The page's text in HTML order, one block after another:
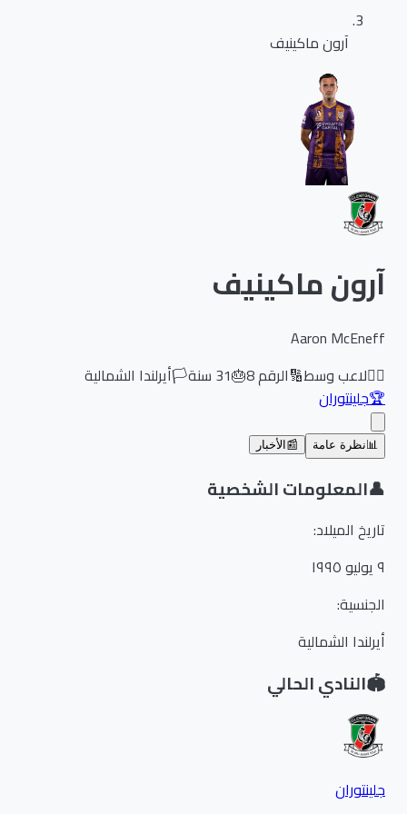
آرون ماكينيف
آرون ماكينيف
Aaron McEneff
لاعب وسط🔢الرقم8
🎂
31سنة🏳️أيرلندا الشمالية
جلينتوران
نظرة عامة 📰 الأخبار
المعلومات الشخصية
تاريخ الميلاد:
الجنسية:
أيرلندا الشمالية
النادي الحالي
جلينتوران